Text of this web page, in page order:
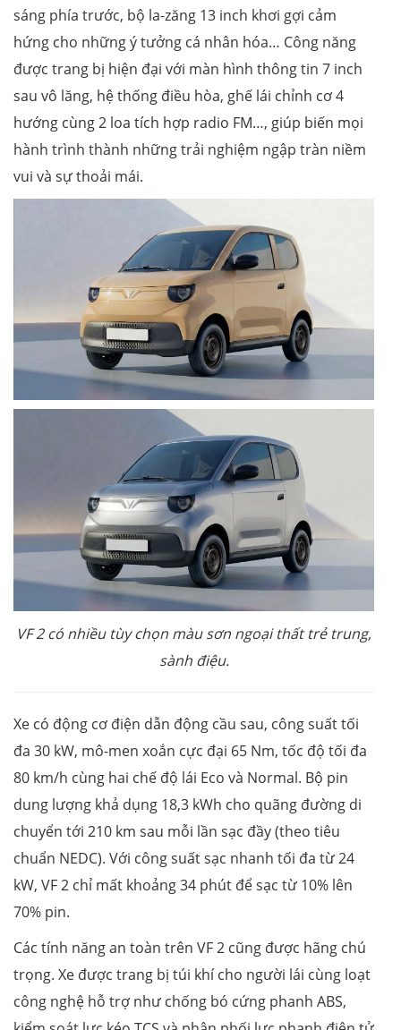
sáng phía trước, bộ la-zăng 13 inch khơi gợi cảm
hứng cho những ý tưởng cá nhân hóa… Công năng
được trang bị hiện đại với màn hình thông tin 7 inch
sau vô lăng, hệ thống điều hòa, ghế lái chỉnh cơ 4
hướng cùng 2 loa tích hợp radio FM…, giúp biến mọi
hành trình thành những trải nghiệm ngập tràn niềm
vui và sự thoải mái.
VF 2 có nhiều tùy chọn màu sơn ngoại thất trẻ trung,
sành điệu.
Xe có động cơ điện dẫn động cầu sau, công suất tối
đa 30 kW, mô-men xoắn cực đại 65 Nm, tốc độ tối đa
80 km/h cùng hai chế độ lái Eco và Normal. Bộ pin
dung lượng khả dụng 18,3 kWh cho quãng đường di
chuyển tới 210 km sau mỗi lần sạc đầy (theo tiêu
chuẩn NEDC). Với công suất sạc nhanh tối đa từ 24
kW, VF 2 chỉ mất khoảng 34 phút để sạc từ 10% lên
70% pin.
Các tính năng an toàn trên VF 2 cũng được hãng chú
trọng. Xe được trang bị túi khí cho người lái cùng loạt
công nghệ hỗ trợ như chống bó cứng phanh ABS,